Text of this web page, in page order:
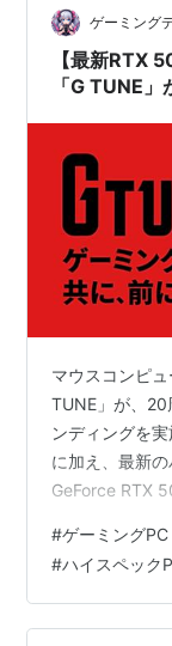
します。ぜひ最
お見逃しなく
ゲーミング
【最新RTX
「G TUNE
マウスコンピ
TUNE」が、20
ンディングを
に加え、最新
GeForce RTX
です。この記
向けて、G
G TUNEが歩ん
素材とLEDで
#ゲーミングPC
#ハイスペック